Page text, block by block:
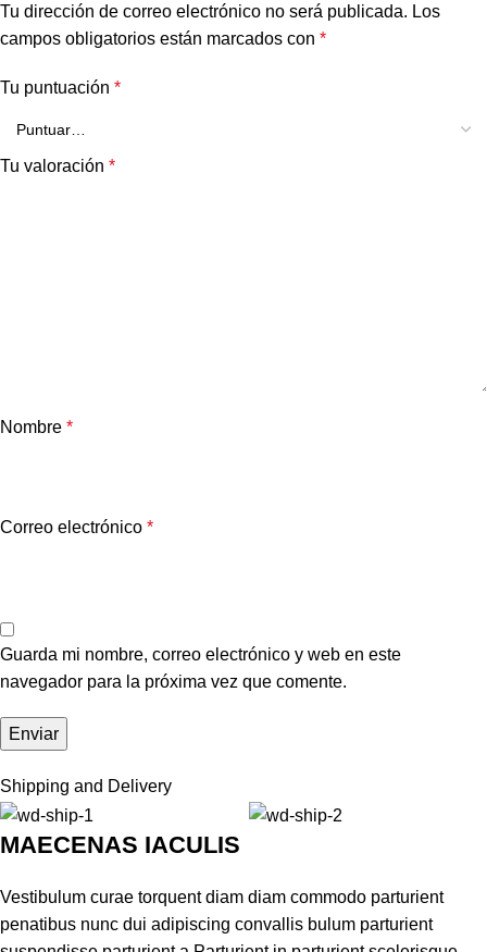
Tu dirección de correo electrónico no será publicada. Los
campos obligatorios están marcados con *
Tu puntuación *
Tu valoración *
Nombre *
Correo electrónico *
Guarda mi nombre, correo electrónico y web en este
navegador para la próxima vez que comente.
Shipping and Delivery
MAECENAS IACULIS
Vestibulum curae torquent diam diam commodo parturient
penatibus nunc dui adipiscing convallis bulum parturient